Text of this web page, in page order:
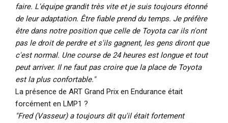
faire. L'équipe grandit très vite et je suis toujours étonné
de leur adaptation. Être fiable prend du temps. Je préfère
être dans notre position que celle de Toyota car ils n'ont
pas le droit de perdre et s'ils gagnent, les gens diront que
c'est normal. Une course de 24 heures est longue et tout
peut arriver. Il ne faut pas croire que la place de Toyota
est la plus confortable."
La présence de ART Grand Prix en Endurance était
forcément en LMP1 ?
"Fred (Vasseur) a toujours dit qu'il était fortement